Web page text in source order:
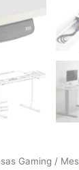
Gaming /